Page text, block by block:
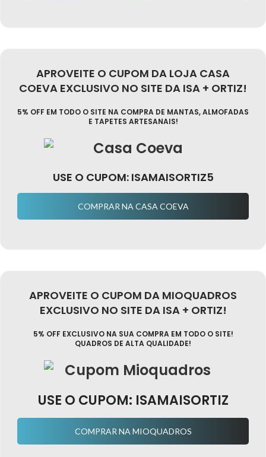
APROVEITE O CUPOM DA LOJA CASA
COEVA EXCLUSIVO NO SITE DA ISA + ORTIZ!
5% OFF EM TODO O SITE NA COMPRA DE MANTAS, ALMOFADAS
E TAPETES ARTESANAIS!
USE O CUPOM: ISAMAISORTIZ5
COMPRAR NA CASA COEVA
APROVEITE O CUPOM DA MIOQUADROS
EXCLUSIVO NO SITE DA ISA + ORTIZ!
5% OFF EXCLUSIVO NA SUA COMPRA EM TODO O SITE!
QUADROS DE ALTA QUALIDADE!
USE O CUPOM: ISAMAISORTIZ
COMPRAR NA MIOQUADROS